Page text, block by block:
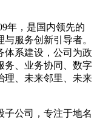
年，是国内领先的
服务创新引导者。
体系建设，公司为政
务、业务协同、数字
理、未来邻里、未来
子公司，专注于地名